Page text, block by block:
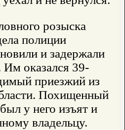
розыска
полиции
и задержали
Им оказался 39-
приезжий из
Похищенный
у него изъят и
владельцу.